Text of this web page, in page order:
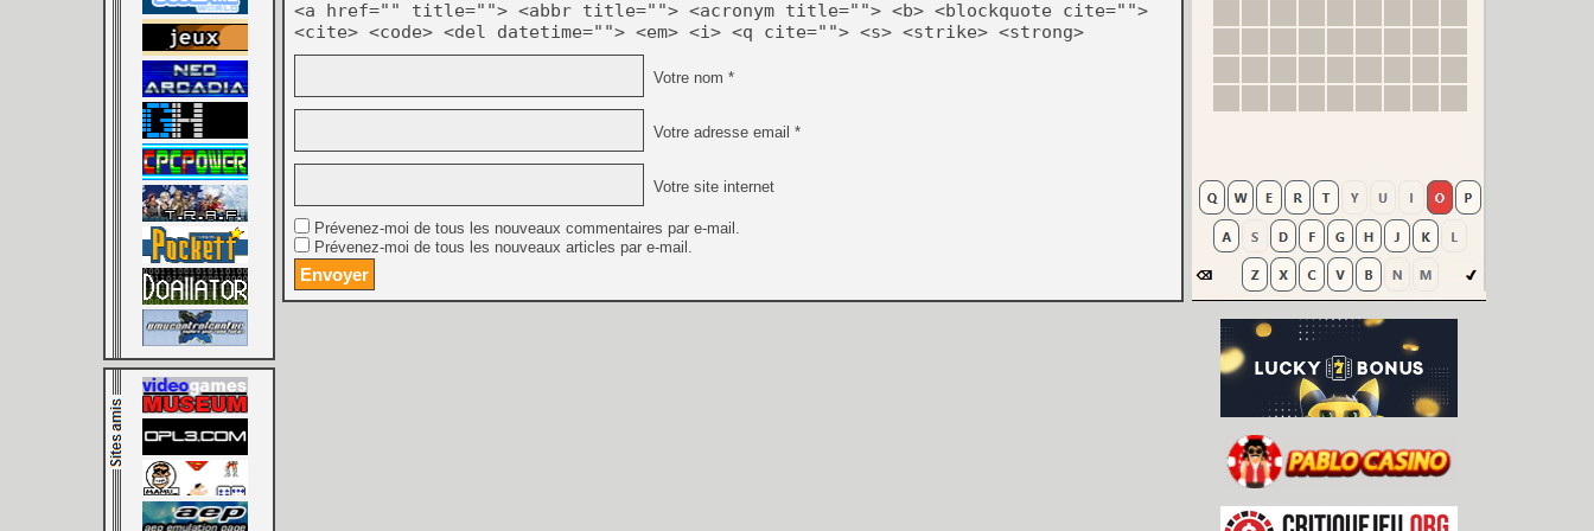
<a href="" title=""> <abbr title=""> <acronym title=""> <b> <blockquote cite="">
<cite> <code> <del datetime=""> <em> <i> <q cite=""> <s> <strike> <strong>
Votre nom *
Votre adresse email *
Votre site internet
Prévenez-moi de tous les nouveaux commentaires par e-mail.
Prévenez-moi de tous les nouveaux articles par e-mail.